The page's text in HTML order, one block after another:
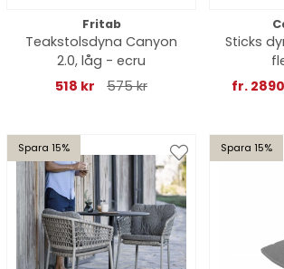
Fritab
Teakstolsdyna Canyon
2.0, låg - ecru
518 kr
575 kr
Sticks
fr.
Spara 15% Spara 15%